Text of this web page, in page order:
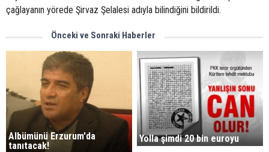
çağlayanın yörede Şirvaz Şelalesi adıyla bilindiğini bildirildi.
Önceki ve Sonraki Haberler
Albümünü Erzurum'da
tanıtacak!
Yolla şimdi 20 bin euroyu